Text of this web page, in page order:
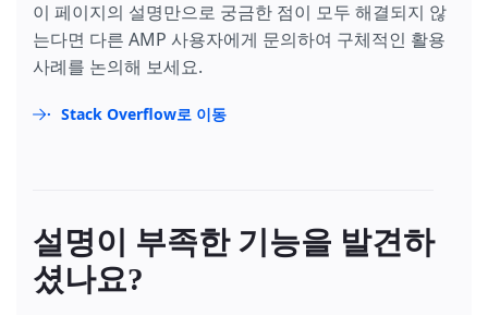
이 페이지의 설명만으로 궁금한 점이 모두 해결되지 않
는다면 다른 AMP 사용자에게 문의하여 구체적인 활용
사례를 논의해 보세요.
Stack Overflow로 이동
설명이 부족한 기능을 발견하
셨나요?